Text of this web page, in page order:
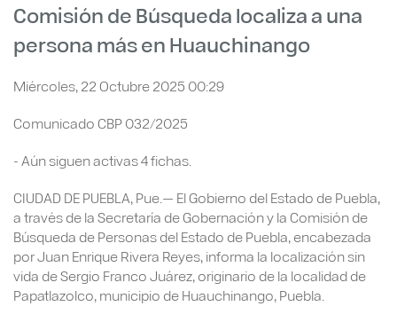
Comisión de Búsqueda localiza a una
persona más en Huauchinango
Miércoles, 22 Octubre 2025 00:29
Comunicado CBP 032/2025
- Aún siguen activas 4 fichas.
CIUDAD DE PUEBLA, Pue.— El Gobierno del Estado de Puebla,
a través de la Secretaría de Gobernación y la Comisión de
Búsqueda de Personas del Estado de Puebla, encabezada
por Juan Enrique Rivera Reyes, informa la localización sin
vida de Sergio Franco Juárez, originario de la localidad de
Papatlazolco, municipio de Huauchinango, Puebla.